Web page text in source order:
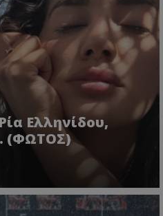
Ελληνίδου,
(ΦΩΤΟΣ)